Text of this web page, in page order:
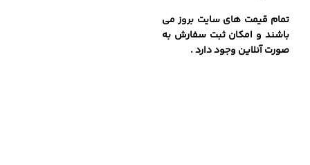
تمام قیمت های سایت بروز می
باشند و امکان ثبت سفارش به
صورت آنلاین وجود دارد .